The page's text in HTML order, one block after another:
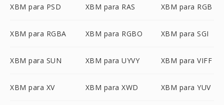
XBM para PSD XBM para RAS XBM para RGB
XBM para RGBA XBM para RGBO XBM para SGI
XBM para SUN XBM para UYVY XBM para VIFF
XBM para XV XBM para XWD XBM para YUV